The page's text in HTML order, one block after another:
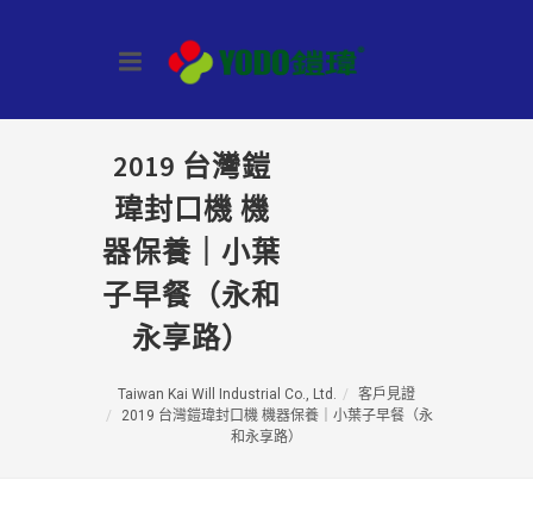
2019 台灣鎧
瑋封口機 機
器保養｜小葉
子早餐（永和
永享路）
Taiwan Kai Will Industrial Co., Ltd.
客戶見證
2019 台灣鎧瑋封口機 機器保養｜小葉子早餐（永
和永享路）